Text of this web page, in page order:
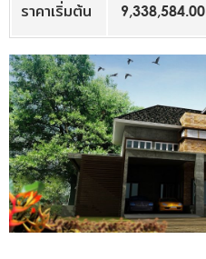
ราคาเริ่มต้น 9,338,584.00